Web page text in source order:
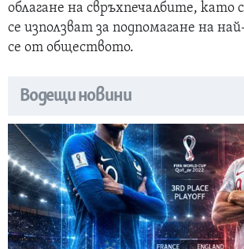
облагане на свръхпечалбите, като
се използват за подпомагане на
се от обществото.
Водещи новини